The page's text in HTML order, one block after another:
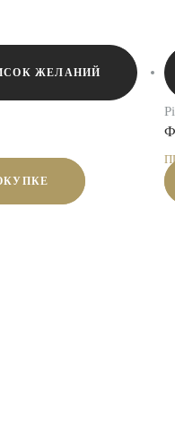
ЖЕЛАНИЙ